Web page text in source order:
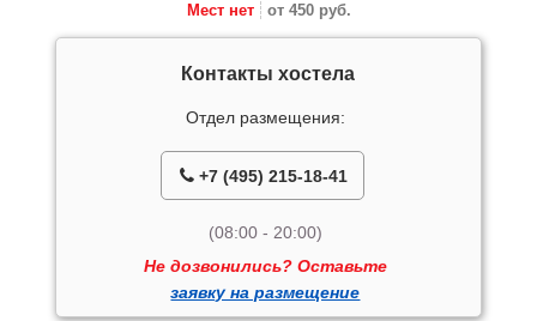
Мест нет от 450 руб.
Контакты хостела
Отдел размещения:
+7 (495) 215-18-41
(08:00 - 20:00)
Не дозвонились? Оставьте
заявку на размещение